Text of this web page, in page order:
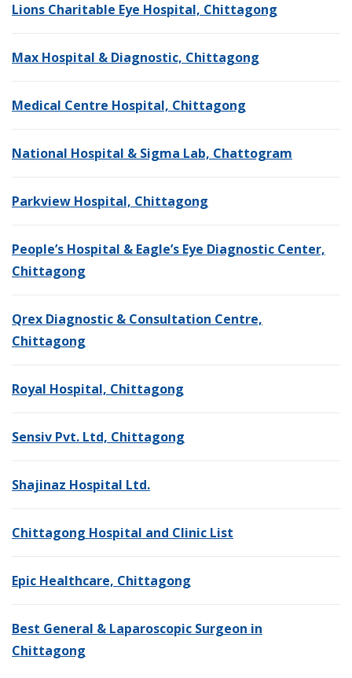
Lions Charitable Eye Hospital, Chittagong
Max Hospital & Diagnostic, Chittagong
Medical Centre Hospital, Chittagong
National Hospital & Sigma Lab, Chattogram
Parkview Hospital, Chittagong
People’s Hospital & Eagle’s Eye Diagnostic Center,
Chittagong
Qrex Diagnostic & Consultation Centre,
Chittagong
Royal Hospital, Chittagong
Sensiv Pvt. Ltd, Chittagong
Shajinaz Hospital Ltd.
Chittagong Hospital and Clinic List
Epic Healthcare, Chittagong
Best General & Laparoscopic Surgeon in
Chittagong